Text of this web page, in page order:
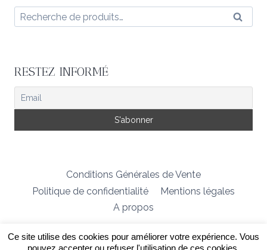
Recherche
pour :
RESTEZ INFORMÉ
Conditions Générales de Vente
Politique de confidentialité
Mentions légales
A propos
Ce site utilise des cookies pour améliorer votre expérience. Vous
pouvez accepter ou refuser l'utilisation de ces cookies.